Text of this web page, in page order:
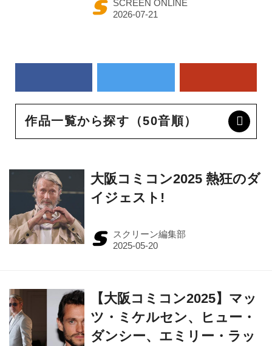
SCREEN ONLINE
作品一覧から探す（50音順）
大阪コミコン2025 熱狂のダ
イジェスト!
スクリーン編集部
【大阪コミコン2025】マッ
ツ・ミケルセン、ヒュー・
ダンシー、エミリー・ラッ